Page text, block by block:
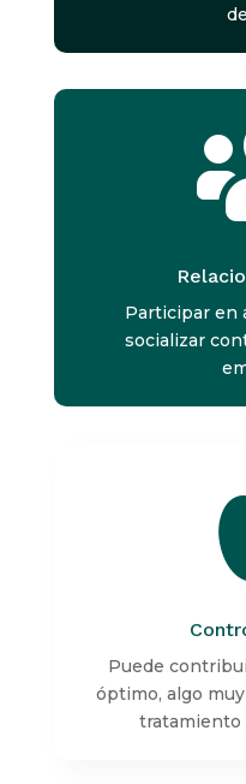
Participar en
socializar
Puede
óptimo, algo
tratamiento